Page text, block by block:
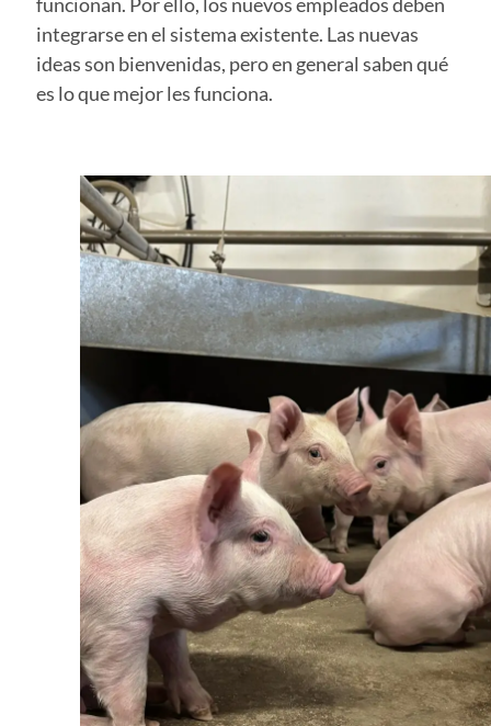
integrarse en el sistema existente. Las nuevas
ideas son bienvenidas, pero en general saben qué
es lo que mejor les funciona.